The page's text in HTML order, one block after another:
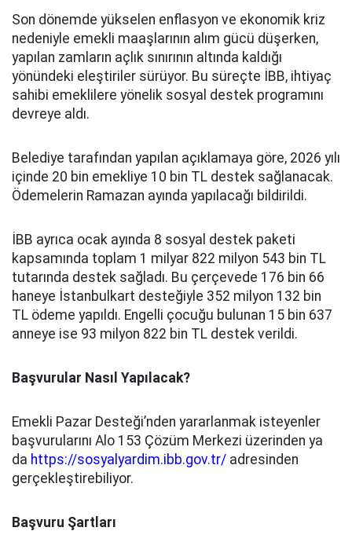
Son dönemde yükselen enflasyon ve ekonomik kriz
nedeniyle emekli maaşlarının alım gücü düşerken,
yapılan zamların açlık sınırının altında kaldığı
yönündeki eleştiriler sürüyor. Bu süreçte İBB, ihtiyaç
sahibi emeklilere yönelik sosyal destek programını
devreye aldı.
Belediye tarafından yapılan açıklamaya göre, 2026 yılı
içinde 20 bin emekliye 10 bin TL destek sağlanacak.
Ödemelerin Ramazan ayında yapılacağı bildirildi.
İBB ayrıca ocak ayında 8 sosyal destek paketi
kapsamında toplam 1 milyar 822 milyon 543 bin TL
tutarında destek sağladı. Bu çerçevede 176 bin 66
haneye İstanbulkart desteğiyle 352 milyon 132 bin
TL ödeme yapıldı. Engelli çocuğu bulunan 15 bin 637
anneye ise 93 milyon 822 bin TL destek verildi.
Başvurular Nasıl Yapılacak?
Emekli Pazar Desteği’nden yararlanmak isteyenler
başvurularını Alo 153 Çözüm Merkezi üzerinden ya
da https://sosyalyardim.ibb.gov.tr/ adresinden
gerçekleştirebiliyor.
Başvuru Şartları